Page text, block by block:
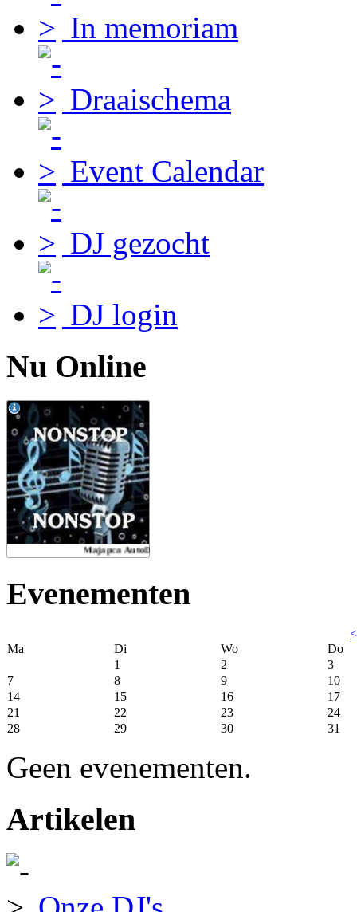
In memoriam
Draaischema
Event Calendar
DJ gezocht
DJ login
Nu Online
Evenementen
Ma
Di Wo
Do
1
2
3
7
8 9
10
14
15 16
17
21
22 23
24
28
29 30 31
Geen evenementen.
Artikelen